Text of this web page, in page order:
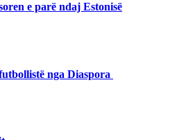
e parë ndaj Estonisë
nga Diaspora